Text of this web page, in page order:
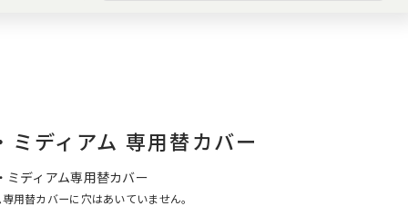
ミディアム 専用替カバー
ミディアム専用替カバー
用替カバーに穴はあいていません。